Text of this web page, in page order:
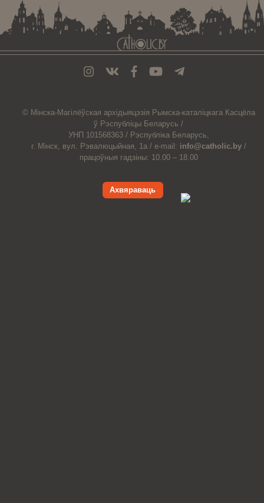
© Мiнска-Магiлёўская архiдыяцэзiя Рымска-каталіцкага Касцёла
ў Рэспубліцы Беларусь /
УНП 101568363 / Рэспубліка Беларусь,
г. Мінск, вул. Рэвалюцыйная, 1а / e-mail: info@catholic.by /
працоўныя гадзіны: 10.00 – 18.00
Ахвяраваць